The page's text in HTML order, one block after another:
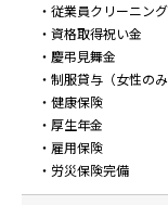
・従業員クリーニン
・資格取得祝い金
・慶弔見舞金
・制服貸与（女性のみ
・健康保険
・厚生年金
・雇用保険
・労災保険完備